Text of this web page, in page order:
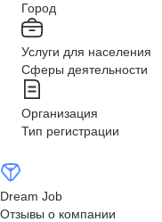
Город
Услуги для населения
Сферы деятельности
Организация
Тип регистрации
Dream Job
Отзывы о компании